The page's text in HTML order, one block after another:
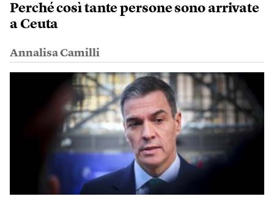
Perché così tante persone sono arrivate
a Ceuta
Annalisa Camilli